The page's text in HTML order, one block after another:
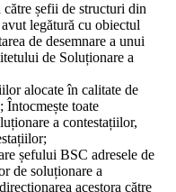
șefii de structuri din
legătură cu obiectul
de desemnare a unui
de Soluționare a
alocate în calitate de
Întocmește toate
a contestațiilor,
șefului BSC adresele de
de soluționare a
acestora către